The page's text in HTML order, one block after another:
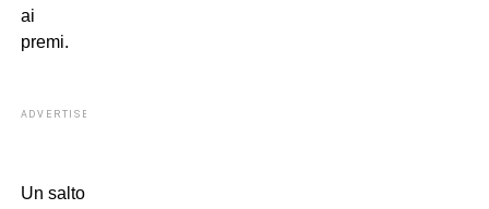
ai
premi.
ADVERTISEMENT
Un salto